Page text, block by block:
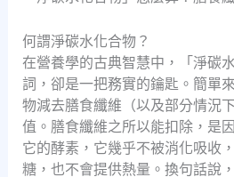
何謂淨碳水化合物？
在營養學的古典智慧中，「淨碳
詞，卻是一把務實的鑰匙。簡單
物減去膳食纖維（以及部分情況
值。膳食纖維之所以能扣除，是
它的酵素，它幾乎不被消化吸收
糖，也不會提供熱量。換句話說